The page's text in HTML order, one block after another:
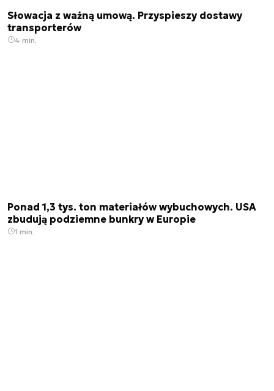
Słowacja z ważną umową. Przyspieszy dostawy
transporterów
4 min.
Ponad 1,3 tys. ton materiałów wybuchowych. USA
zbudują podziemne bunkry w Europie
1 min.